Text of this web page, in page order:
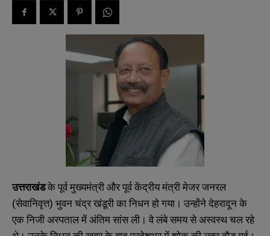
उत्तराखंडके पूर्व मुख्यमंत्री और पूर्व केंद्रीय मंत्री मेजर जनरल
(सेवानिवृत्त) भुवन चंद्र खंडूरी का निधन हो गया। उन्होंने देहरादून के
एक निजी अस्पताल में अंतिम सांस ली। वे लंबे समय से अस्वस्थ चल रहे